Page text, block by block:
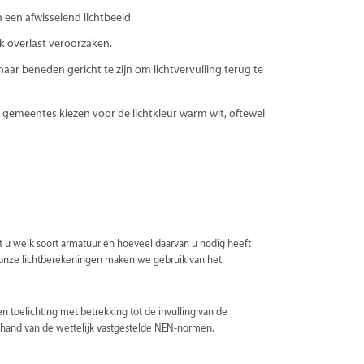
afwisselend lichtbeeld.
overlast veroorzaken.
beneden gericht te zijn om lichtvervuiling terug te
kiezen voor de lichtkleur warm wit, oftewel
welk soort armatuur en hoeveel daarvan u nodig heeft
lichtberekeningen maken we gebruik van het
toelichting met betrekking tot de invulling van de
van de wettelijk vastgestelde NEN-normen.